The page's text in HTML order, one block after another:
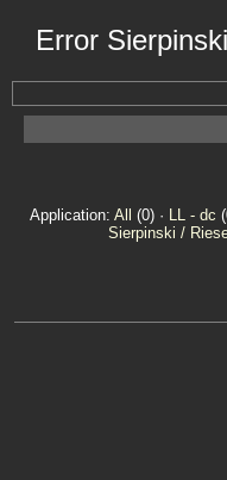
Error
Application: All (0) · LL - dc
Sierpinski /